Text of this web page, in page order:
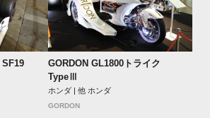
GORDON GL1800トライク
TypeⅢ
ホンダ | 他 ホンダ
GORDON